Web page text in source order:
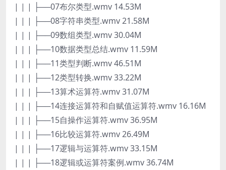
| | | ├──07布尔类型.wmv 14.53M
| | | ├──08字符串类型.wmv 21.58M
| | | ├──09数组类型.wmv 30.04M
| | | ├──10数据类型总结.wmv 11.59M
| | | ├──11类型判断.wmv 46.51M
| | | ├──12类型转换.wmv 33.22M
| | | ├──13算术运算符.wmv 31.07M
| | | ├──14连接运算符和自赋值运算符.wmv 16.16M
| | | ├──15自操作运算符.wmv 36.95M
| | | ├──16比较运算符.wmv 26.49M
| | | ├──17逻辑与运算符.wmv 33.15M
| | | ├──18逻辑或运算符案例.wmv 36.74M